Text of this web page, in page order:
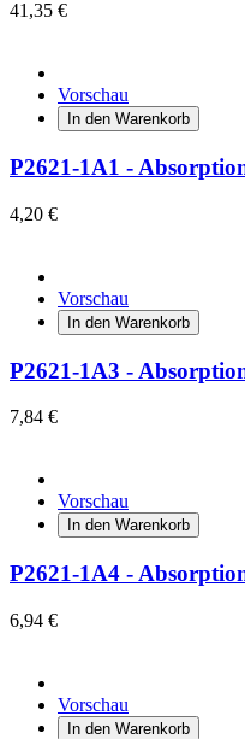
41,35 €
Vorschau
In den Warenkorb
P2621-1A1 -
4,20 €
Vorschau
In den Warenkorb
P2621-1A3 -
7,84 €
Vorschau
In den Warenkorb
P2621-1A4 -
6,94 €
Vorschau
In den Warenkorb